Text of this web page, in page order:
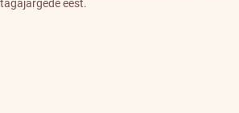
tagajärgede eest.